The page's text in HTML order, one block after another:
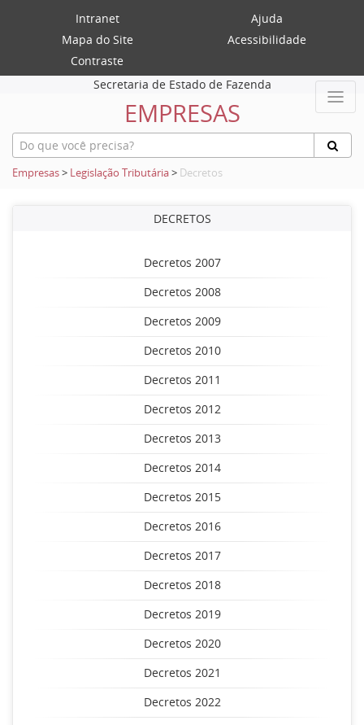
Intranet
Ajuda
Mapa do Site
Acessibilidade
Contraste
Secretaria de Estado de Fazenda
EMPRESAS
Empresas> Legislação Tributária> Decretos
DECRETOS
Decretos 2007
Decretos 2008
Decretos 2009
Decretos 2010
Decretos 2011
Decretos 2012
Decretos 2013
Decretos 2014
Decretos 2015
Decretos 2016
Decretos 2017
Decretos 2018
Decretos 2019
Decretos 2020
Decretos 2021
Decretos 2022